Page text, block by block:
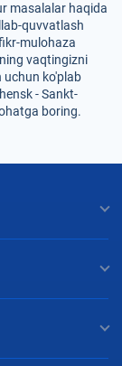
masalalar haqida
quvvatlash
mulohaza
vaqtingizni
uchun ko'plab
- Sankt-
boring.